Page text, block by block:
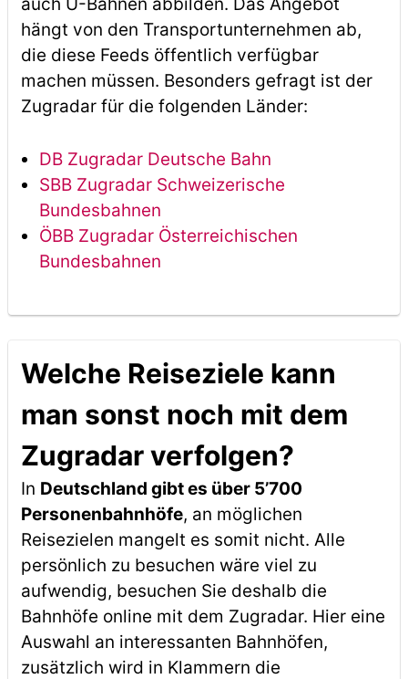
hängt von den Transportunternehmen ab,
die diese Feeds öffentlich verfügbar
machen müssen. Besonders gefragt ist der
Zugradar für die folgenden Länder:
DB Zugradar Deutsche Bahn
SBB Zugradar Schweizerische
Bundesbahnen
ÖBB Zugradar Österreichischen
Bundesbahnen
Welche Reiseziele kann
man sonst noch mit dem
Zugradar verfolgen?
In Deutschland gibt es über 5’700
Personenbahnhöfe, an möglichen
Reisezielen mangelt es somit nicht. Alle
persönlich zu besuchen wäre viel zu
aufwendig, besuchen Sie deshalb die
Bahnhöfe online mit dem Zugradar. Hier eine
Auswahl an interessanten Bahnhöfen,
zusätzlich wird in Klammern die